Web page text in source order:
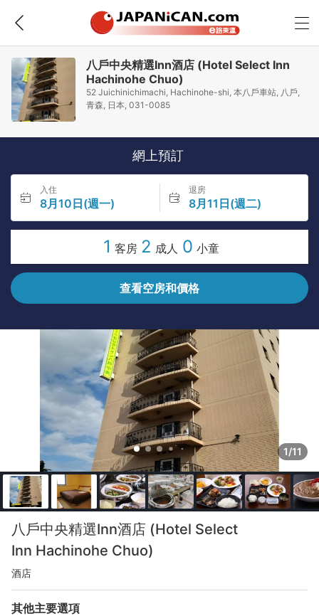
八戶中央精選Inn酒店 (Hotel Select Inn
Hachinohe Chuo)
52 Juichinichimachi, Hachinohe-shi, 本八戶車站, 八戶,
青森, 日本, 031-0085
網上預訂
入住
8月10日(週一)
退房
8月11日(週二)
1 客房 2 成人 0 小童
查看空房和價格
1/11
八戶中央精選Inn酒店 (Hotel Select
Inn Hachinohe Chuo)
酒店
其他主要選項